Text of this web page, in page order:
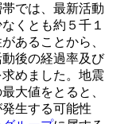
では、最新活動
くとも約５千１
あることから、
後の経過率及び
めました。地震
大値をとると、
生する可能性